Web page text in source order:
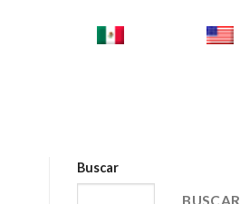
Buscar
BUSCAR